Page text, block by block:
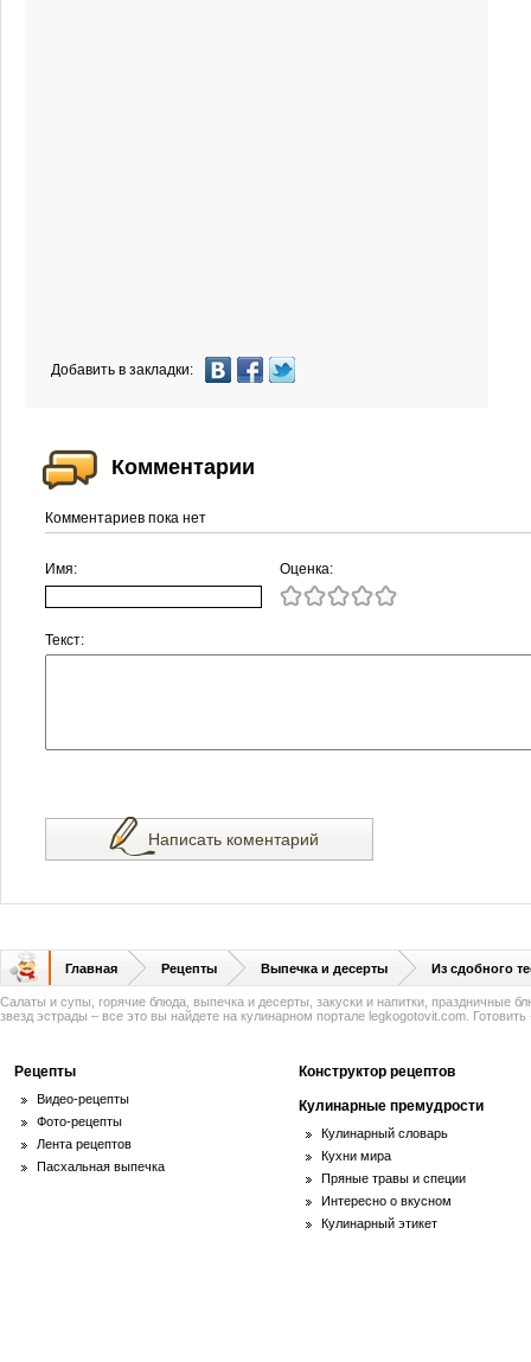
Добавить в закладки:
Комментарии
Комментариев пока нет
Имя: Оценка:
Текст:
Написать коментарий
Главная Рецепты Выпечка и десерты Из сдобного
Салаты и супы, горячие блюда, выпечка и десерты, закуски и напитки, праздничные
звезд эстрады – все это вы найдете на кулинарном портале legkogotovit.com. Готовить
Рецепты
Видео-рецепты
Фото-рецепты
Лента рецептов
Пасхальная выпечка
Конструктор рецептов
Кулинарные премудрости
Кулинарный словарь
Кухни мира
Пряные травы и специи
Интересно о вкусном
Кулинарный этикет